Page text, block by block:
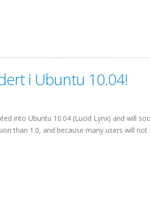
i Ubuntu 10.04!
into Ubuntu 10.04 (Lucid Lynx) and will
than 1.0, and because many users will